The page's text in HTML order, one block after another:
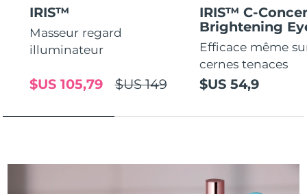
IRIS™
Masseur regard
illuminateur
$US 149
$US 105,79
IRIS™ C-
Brightening
Efficace même
cernes tenaces
$US 54,9